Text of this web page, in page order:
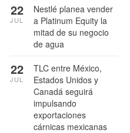
Nestlé planea vender
a Platinum Equity la
mitad de su negocio
de agua
22
JUL
TLC entre México,
Estados Unidos y
Canadá seguirá
impulsando
exportaciones
cárnicas mexicanas
22
JUL